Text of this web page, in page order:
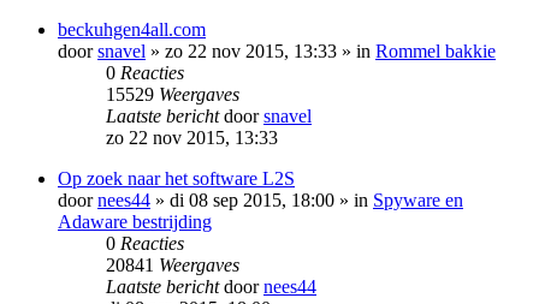
beckuhgen4all.com
doorsnavel » zo 22 nov 2015, 13:33 » in Rommel bakkie
0 Reacties
15529 Weergaves
Laatste berichtdoorsnavel
zo 22 nov 2015, 13:33
Op zoek naar het software L2S
doornees44 » di 08 sep 2015, 18:00 » in Spyware en
Adaware bestrijding
0 Reacties
20841 Weergaves
Laatste berichtdoornees44